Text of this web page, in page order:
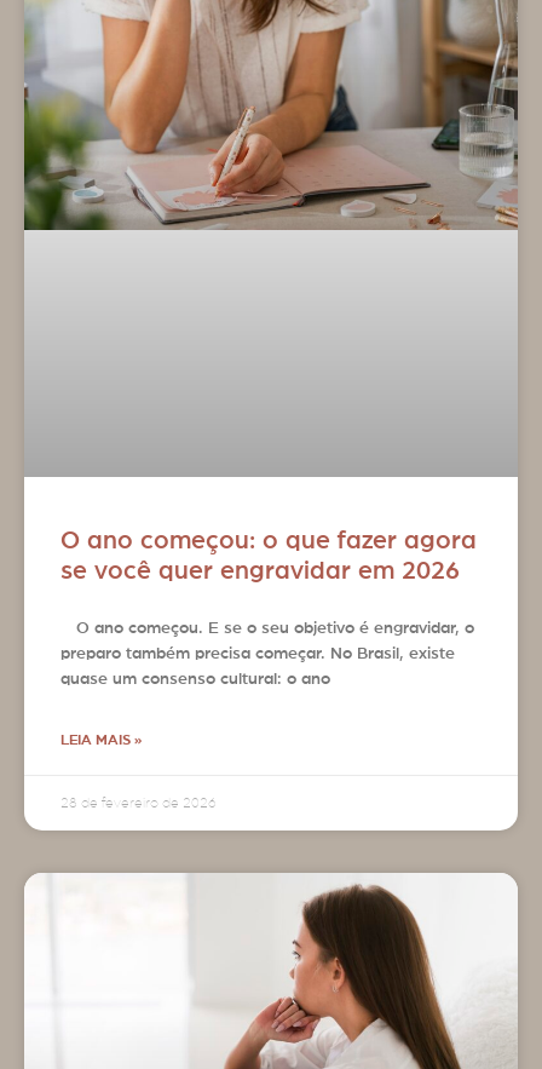
O ano começou: o que fazer agora
se você quer engravidar em 2026
O ano começou. E se o seu objetivo é engravidar, o
preparo também precisa começar. No Brasil, existe
quase um consenso cultural: o ano
LEIA MAIS »
28 de fevereiro de 2026